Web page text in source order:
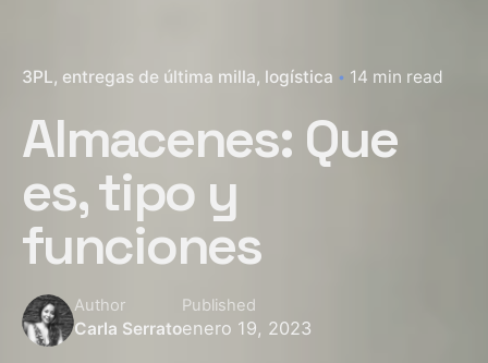
3PL entregas de última milla logística 14 min read
Almacenes: Que
es, tipo y
funciones
Author
Carla Serrato
Published
enero 19, 2023